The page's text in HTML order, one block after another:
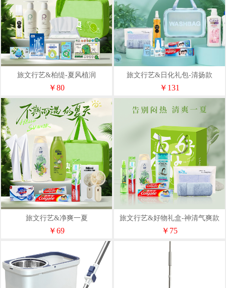
旅文行艺&柏缇-夏风植润
￥80
旅文行艺&日化礼包-清扬款
￥131
旅文行艺&净爽一夏
￥69
旅文行艺&好物礼盒-神清气爽款
￥75